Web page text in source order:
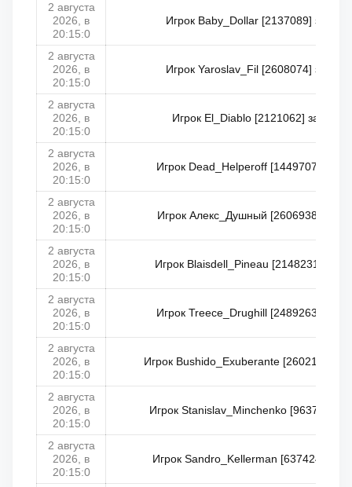
2 августа
2026, в
20:15:0
Игрок Baby_Dollar [2137089] занял
2 августа
2026, в
20:15:0
Игрок Yaroslav_Fil [2608074] занял
2 августа
2026, в
20:15:0
Игрок El_Diablo [2121062] занял
2 августа
2026, в
20:15:0
Игрок Dead_Helperoff [1449707]
2 августа
2026, в
20:15:0
Игрок Алекс_Душный [2606938]
2 августа
2026, в
20:15:0
Игрок Blaisdell_Pineau [2148231]
2 августа
2026, в
20:15:0
Игрок Treece_Drughill [2489263]
2 августа
2026, в
20:15:0
Игрок Bushido_Exuberante [2602192]
2 августа
2026, в
20:15:0
Игрок Stanislav_Minchenko [96374]
2 августа
2026, в
20:15:0
Игрок Sandro_Kellerman [637424]